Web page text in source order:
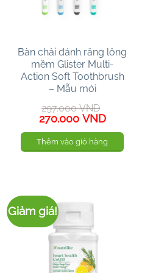
Bàn chải đánh răng lông
mềm Glister Multi-
Action Soft Toothbrush
– Mẫu mới
297.000VND
Giá
là:
297.000 VND.
270.000 VNDGiá
tại
là:
Thêm vào giỏ hàng
Giảm giá!